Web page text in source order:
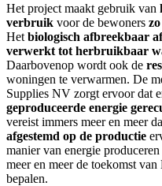
Het project maakt gebruik van
verbruik voor de bewoners
Het biologisch afbreekbaar
verwerkt tot herbruikbaar
Daarbovenop wordt ook de
woningen te verwarmen. De
Supplies NV zorgt ervoor dat
geproduceerde energie
vereist immers meer en meer
afgestemd op de productie
manier van energie
meer en meer de toekomst
bepalen.